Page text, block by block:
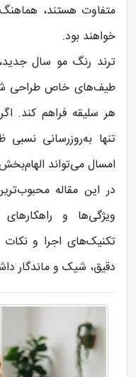
متفاوت هستند،
خواهند بود.
ترند رنگ مو سال
طیف‌های خاص طراحی
هر سلیقه فراهم کند.
تنها به‌روزرسانی
امسال می‌تواند
ویژگی‌ها و
تکنیک‌های اجرا و نکات
دقیق، شیک و ماندگار